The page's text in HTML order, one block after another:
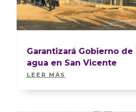
Garantizará Gobierno de
agua en San Vicente
LEER MÁS